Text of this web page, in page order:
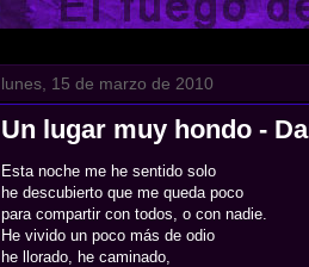
lunes, 15 de marzo de 2010
Un lugar muy hondo -
Esta noche me he sentido solo
he descubierto que me queda poco
para compartir con todos, o con nadie.
He vivido un poco más de odio
he llorado, he caminado,